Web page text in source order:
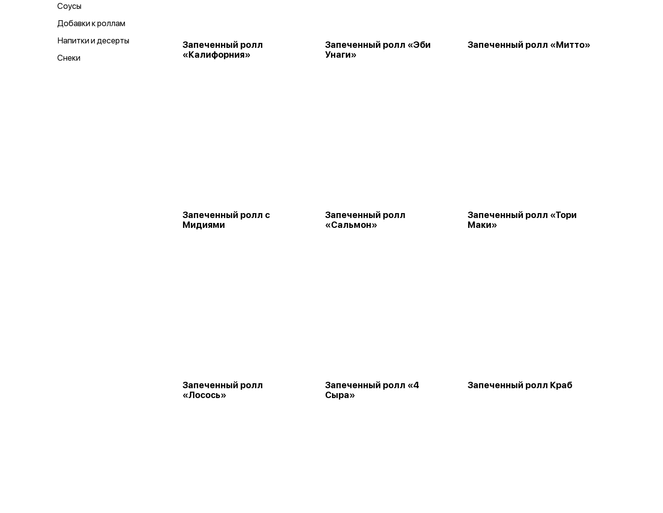
Соусы
Добавки к роллам
Напитки и десерты
Снеки
Запеченный ролл
«Калифорния»
Запеченный ролл «Эби
Унаги»
Запеченный ролл «Митто»
Запеченный ролл с
Мидиями
Запеченный ролл
«Сальмон»
Запеченный ролл «Тори
Маки»
Запеченный ролл
«Лосось»
Запеченный ролл «4
Сыра»
Запеченный ролл Краб